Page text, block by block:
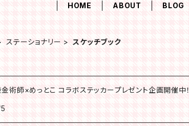
HOME ABOUT BLOG
ステーショナリー スケッチブック
術師×めっとこ コラボステッカープレゼント企画開催中！